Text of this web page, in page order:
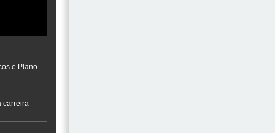
e Plano
carreira